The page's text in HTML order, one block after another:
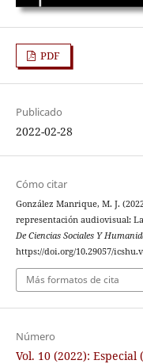
PDF
Publicado
2022-02-28
Cómo citar
González Manrique, M. J.
representación audiovisual:
De Ciencias Sociales Y
https://doi.org/10.29057/
Más formatos de cita
Número
Vol. 10 (2022): Especial